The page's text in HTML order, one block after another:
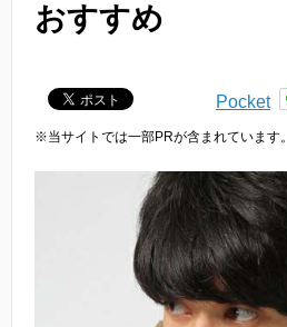
おすすめ
Pocket
※当サイトでは一部PRが含まれています。